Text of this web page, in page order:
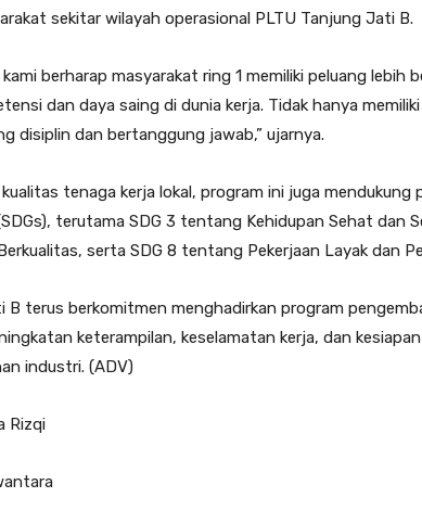
sekitar wilayah operasional PLTU Tanjung Jati B.
berharap masyarakat ring 1 memiliki peluang lebih
dan daya saing di dunia kerja. Tidak hanya
disiplin dan bertanggung jawab,” ujarnya.
tenaga kerja lokal, program ini juga mendukung
terutama SDG 3 tentang Kehidupan Sehat dan
serta SDG 8 tentang Pekerjaan Layak dan
B terus berkomitmen menghadirkan program
keterampilan, keselamatan kerja, dan
industri. (ADV)
Rizqi